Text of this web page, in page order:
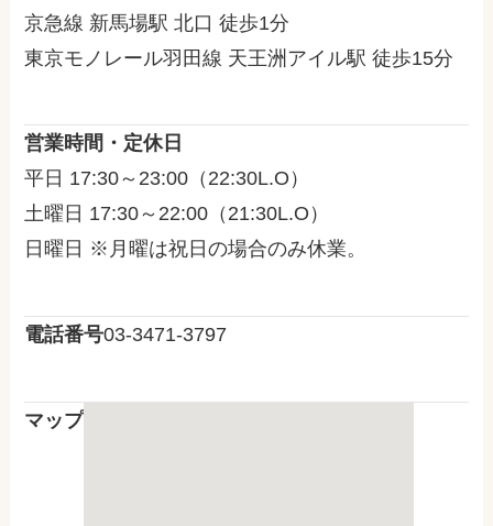
京急線 新馬場駅 北口 徒歩1分
東京モノレール羽田線 天王洲アイル駅 徒歩15分
営業時間・定休日
平日 17:30～23:00（22:30L.O）
土曜日 17:30～22:00（21:30L.O）
日曜日 ※月曜は祝日の場合のみ休業。
電話番号03-3471-3797
マップ